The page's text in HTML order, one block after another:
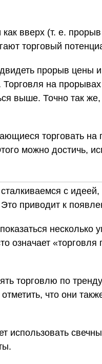
вверх (т. е.
торговый
прорыв цены
на
выше. Точно так
торговать
можно достичь,
с
приводит к
означает
торговлю по
что они
использовать